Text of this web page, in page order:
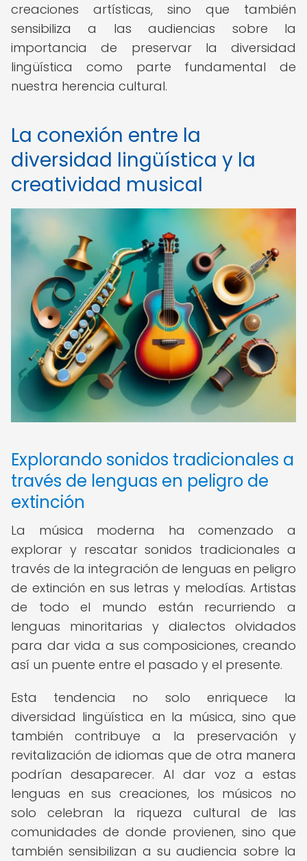
creaciones artísticas, sino que también
sensibiliza a las audiencias sobre la
importancia de preservar la diversidad
lingüística como parte fundamental de
nuestra herencia cultural.
La conexión entre la
diversidad lingüística y la
creatividad musical
Explorando sonidos tradicionales a
través de lenguas en peligro de
extinción
La música moderna ha comenzado a
explorar y rescatar sonidos tradicionales a
través de la integración de lenguas en peligro
de extinción en sus letras y melodías. Artistas
de todo el mundo están recurriendo a
lenguas minoritarias y dialectos olvidados
para dar vida a sus composiciones, creando
así un puente entre el pasado y el presente.
Esta tendencia no solo enriquece la
diversidad lingüística en la música, sino que
también contribuye a la preservación y
revitalización de idiomas que de otra manera
podrían desaparecer. Al dar voz a estas
lenguas en sus creaciones, los músicos no
solo celebran la riqueza cultural de las
comunidades de donde provienen, sino que
también sensibilizan a su audiencia sobre la